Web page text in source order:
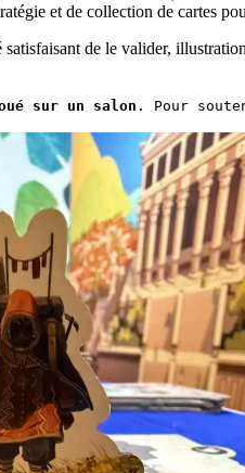
et de collection de cartes
de le valider,
sur un salon . Pour